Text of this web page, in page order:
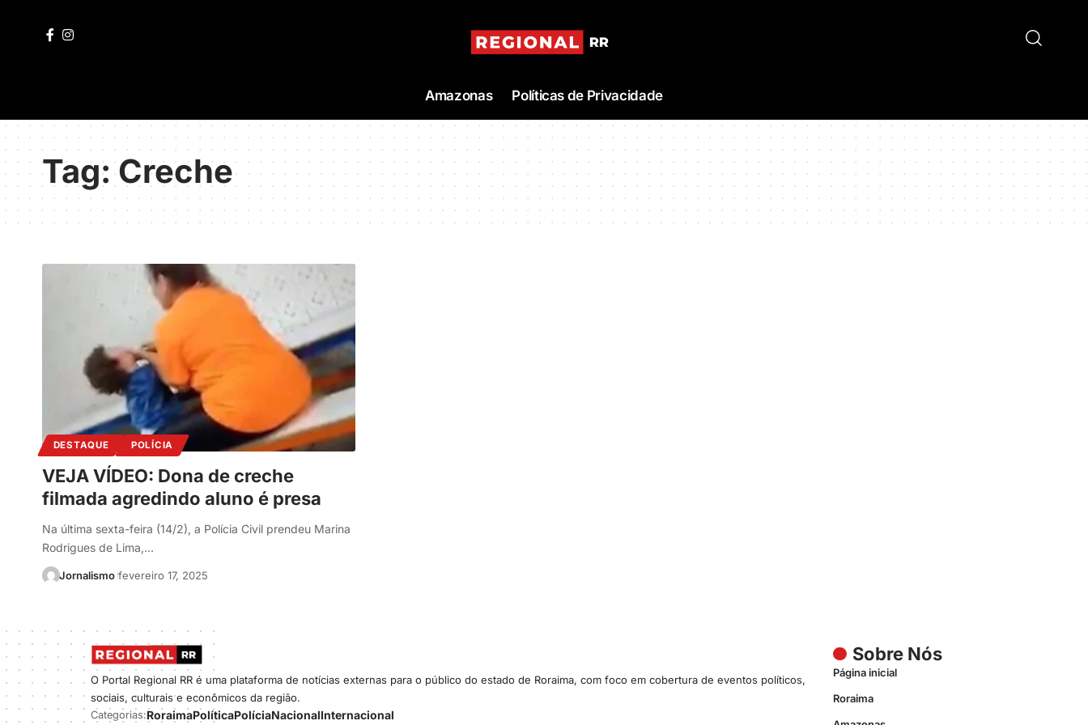
Amazonas Políticas de Privacidade
Tag:Creche
DESTAQUE POLÍCIA
VEJA VÍDEO: Dona de creche
filmada agredindo aluno é presa
Na última sexta-feira (14/2), a Polícia Civil prendeu Marina
Rodrigues de Lima,…
Jornalismo fevereiro 17, 2025
O Portal Regional RR é uma plataforma de notícias externas para o público do estado de Roraima, com foco em cobertura de eventos políticos,
sociais, culturais e econômicos da região.
Categorias:RoraimaPolíticaPolíciaNacionalInternacional
Sobre Nós
Página inicial
Roraima